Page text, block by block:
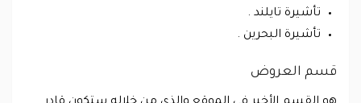
تأشيرة تايلند .
تأشيرة البحرين .
قسم العروض